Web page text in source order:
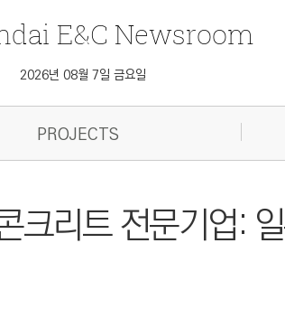
E&C Newsroom
2026년 08월 7일 금요일
PROJECTS
크리트 전문기업: